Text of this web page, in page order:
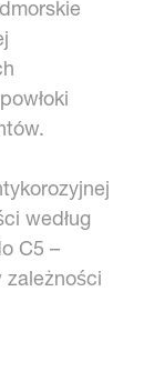
według
C5 –
zależności